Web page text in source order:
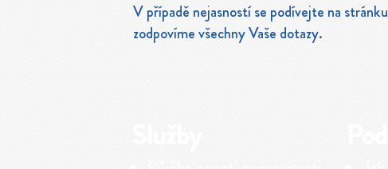
V případě nejasností se podívejte na stránku
zodpovíme všechny Vaše dotazy.